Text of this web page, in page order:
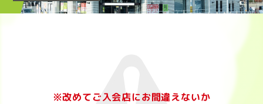
※改めてご入会店にお間違えないか